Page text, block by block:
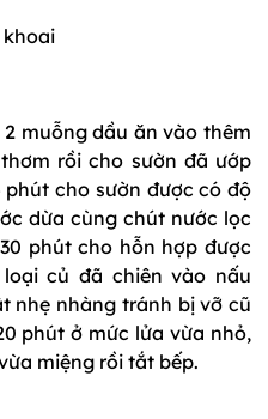
khoai
muỗng dầu ăn vào thêm
rồi cho sườn đã ướp
cho sườn được có độ
dừa cùng chút nước lọc
phút cho hỗn hợp được
củ đã chiên vào nấu
nhẹ nhàng tránh bị vỡ cũ
phút ở mức lửa vừa nhỏ,
miệng rồi tắt bếp.